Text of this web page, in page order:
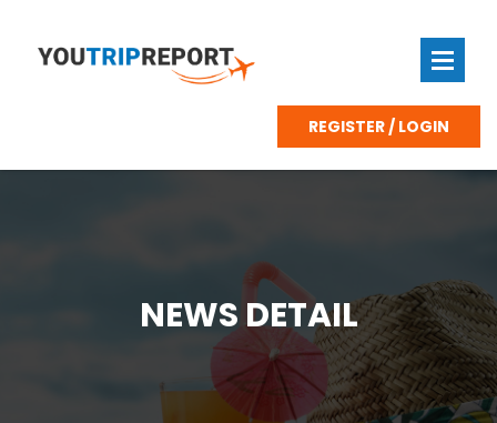
REGISTER / LOGIN
NEWS DETAIL